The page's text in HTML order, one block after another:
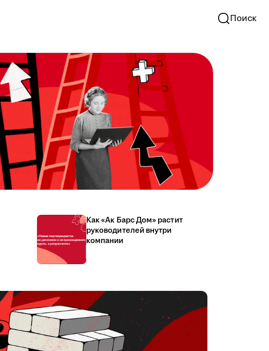
Поиск
Как «Ак Барс Дом» растит
руководителей внутри
компании